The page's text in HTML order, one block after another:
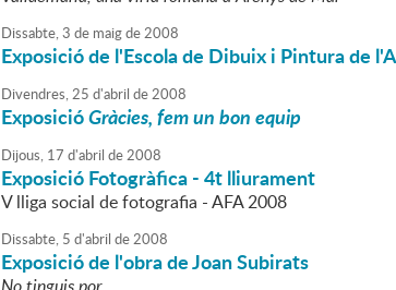
Dissabte,3 de maigde2008
Exposició de l'Escola de Dibuix i Pintura de
Divendres,25 d'abril de2008
ExposicióGràcies, fem un bon equip
Dijous, 17 d'abril de2008
Exposició Fotogràfica - 4t lliurament
V lliga social de fotografia - AFA 2008
Dissabte, 5 d'abril de2008
Exposició de l'obra de Joan Subirats